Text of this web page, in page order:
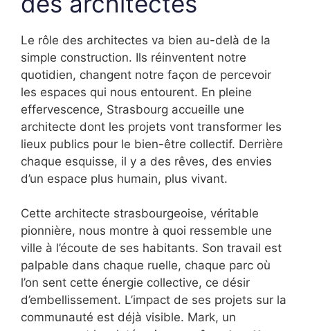
Le rôle des architectes va bien au-delà de la
simple construction. Ils réinventent notre
quotidien, changent notre façon de percevoir
les espaces qui nous entourent. En pleine
effervescence, Strasbourg accueille une
architecte dont les projets vont transformer les
lieux publics pour le bien-être collectif. Derrière
chaque esquisse, il y a des rêves, des envies
d’un espace plus humain, plus vivant.
Cette architecte strasbourgeoise, véritable
pionnière, nous montre à quoi ressemble une
ville à l’écoute de ses habitants. Son travail est
palpable dans chaque ruelle, chaque parc où
l’on sent cette énergie collective, ce désir
d’embellissement. L’impact de ses projets sur la
communauté est déjà visible. Mark, un